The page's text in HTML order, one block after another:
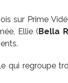
sur Prime
Ellie (Bella
qui regroupe